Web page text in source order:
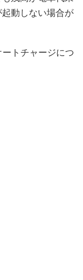
動しない場合が
トチャージにつ